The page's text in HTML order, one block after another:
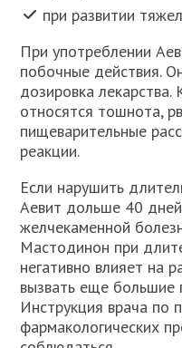
при развитии
При употреблении
побочные действия.
дозировка
относятся тошнота,
пищеварительные
реакции.
Если нарушить
Аевит дольше 40
желчекаменной
Мастодинон при
негативно влияет на
вызвать еще большие
Инструкция врача по
фармакологических